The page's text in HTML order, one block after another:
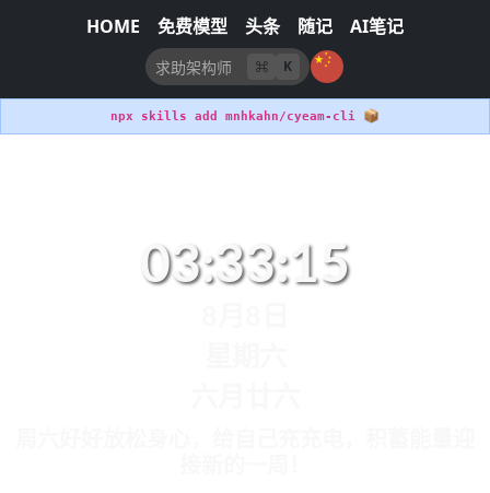
HOME 免费模型 头条 随记 AI笔记
K
npx skills add mnhkahn/cyeam-cli 📦
03:33:15